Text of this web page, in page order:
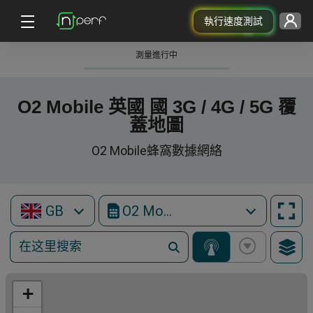
執行速度測試
測量進行中
O2 Mobile 英國 國 3G / 4G / 5G 覆
蓋地圖
O2 Mobile蜂窩數據網絡
GB O2 Mobile
+